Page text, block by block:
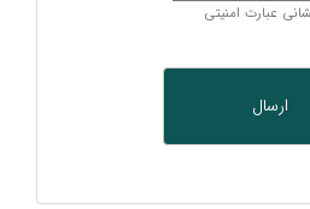
عبارت امنیتی